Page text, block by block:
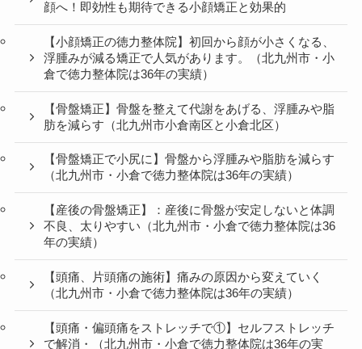
顔へ！即効性も期待できる小顔矯正と効果的
【小顔矯正の徳力整体院】初回から顔が小さくなる、
浮腫みが減る矯正で人気があります。（北九州市・小
倉で徳力整体院は36年の実績）
【骨盤矯正】骨盤を整えて代謝をあげる、浮腫みや脂
肪を減らす（北九州市小倉南区と小倉北区）
【骨盤矯正で小尻に】骨盤から浮腫みや脂肪を減らす
（北九州市・小倉で徳力整体院は36年の実績）
【産後の骨盤矯正】：産後に骨盤が安定しないと体調
不良、太りやすい（北九州市・小倉で徳力整体院は36
年の実績）
【頭痛、片頭痛の施術】痛みの原因から変えていく
（北九州市・小倉で徳力整体院は36年の実績）
【頭痛・偏頭痛をストレッチで①】セルフストレッチ
で解消・（北九州市・小倉で徳力整体院は36年の実